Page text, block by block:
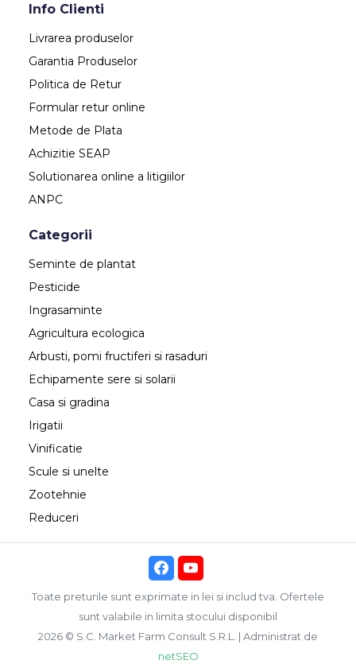
Info Clienti
Livrarea produselor
Garantia Produselor
Politica de Retur
Formular retur online
Metode de Plata
Achizitie SEAP
Solutionarea online a litigiilor
ANPC
Categorii
Seminte de plantat
Pesticide
Ingrasaminte
Agricultura ecologica
Arbusti, pomi fructiferi si rasaduri
Echipamente sere si solarii
Casa si gradina
Irigatii
Vinificatie
Scule si unelte
Zootehnie
Reduceri
Toate preturile sunt exprimate in lei si includ tva. Ofertele
sunt valabile in limita stocului disponibil
2026 © S.C. Market Farm Consult S.R.L. | Administrat de
netSEO